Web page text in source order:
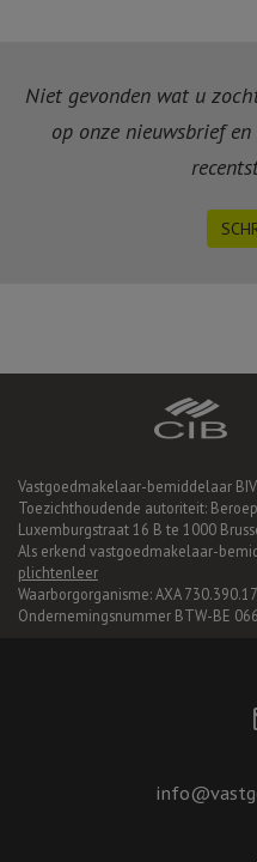
Niet gevonden wat u
op onze nieuwsbrief
Vastgoedmakelaar-bemiddelaar
Toezichthoudende autoriteit:
Luxemburgstraat 16 B te 1000
Als erkend vastgoedmakelaar-
plichtenleer
Waarborgorganisme: AXA
Ondernemingsnummer BTW-BE